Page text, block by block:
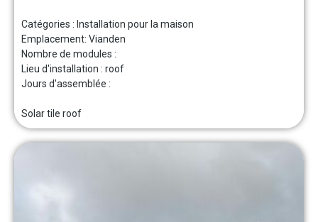
Catégories : Installation pour la maison
Emplacement: Vianden
Nombre de modules :
Lieu d'installation : roof
Jours d'assemblée :
Solar tile roof